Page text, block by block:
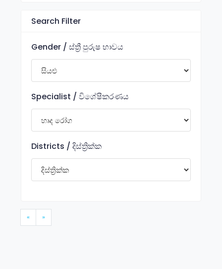
Search Filter
Gender / ස්ත්‍රී පුරුෂ භාවය
Specialist / විශේෂීකරණය
Districts / දිස්ත්‍රික්ක
« »